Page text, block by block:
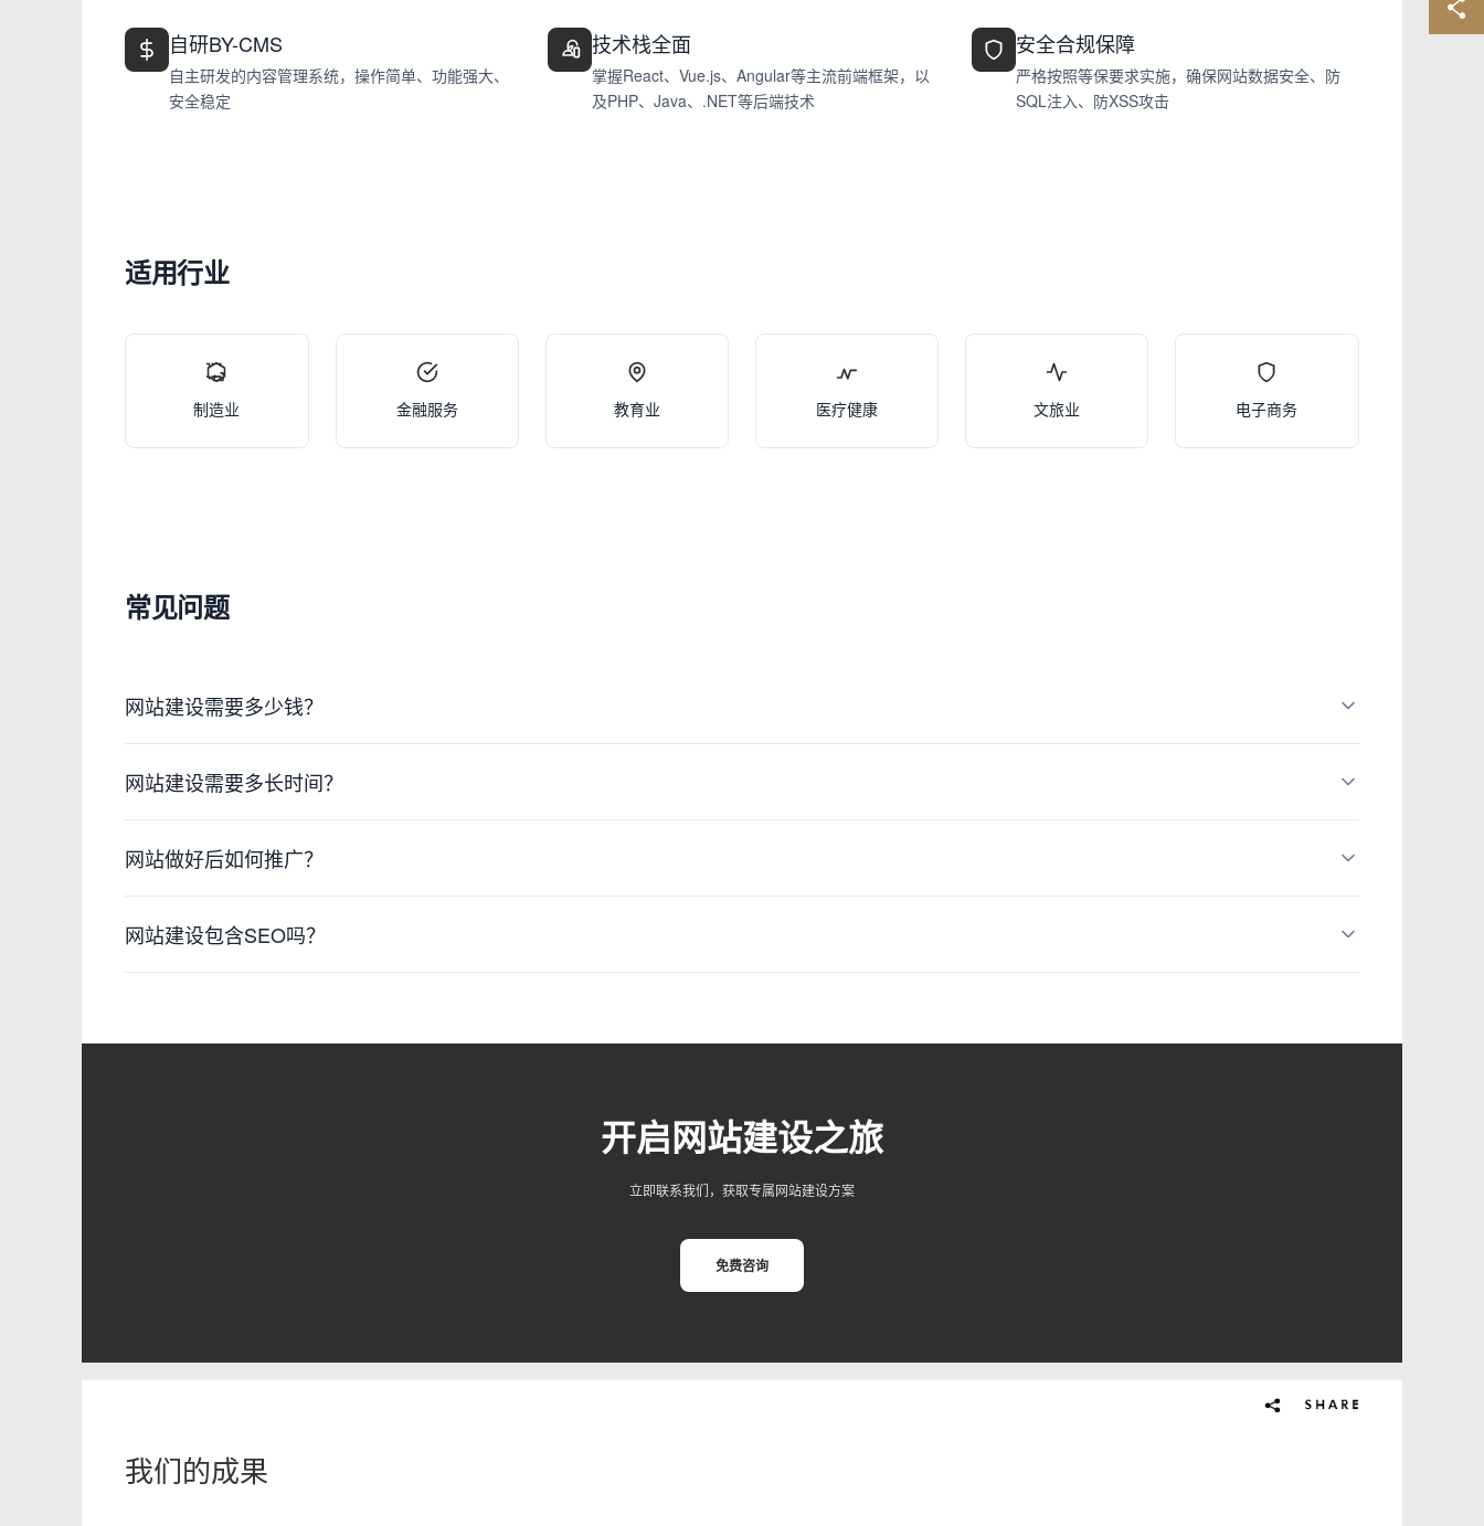
自研BY-CMS
自主研发的内容管理系统，操作简单、功能强大、
安全稳定
技术栈全面
掌握React、Vue.js、Angular等主流前端框架，以
及PHP、Java、.NET等后端技术
安全合规保障
严格按照等保要求实施，确保网站数据安全、防
SQL注入、防XSS攻击
适用行业
制造业 金融服务 教育业 医疗健康 文旅业 电子商务
常见问题
网站建设需要多少钱？
网站建设需要多长时间？
网站做好后如何推广？
网站建设包含SEO吗？
开启网站建设之旅
立即联系我们，获取专属网站建设方案
免费咨询
我们的成果